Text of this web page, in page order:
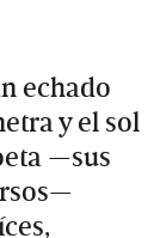
echado
y el sol
—sus